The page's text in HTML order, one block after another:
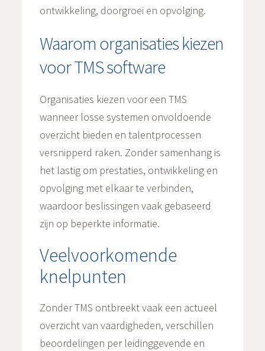
ontwikkeling, doorgroei en opvolging.
Waarom organisaties kiezen
voor TMS software
Organisaties kiezen voor een TMS
wanneer losse systemen onvoldoende
overzicht bieden en talentprocessen
versnipperd raken. Zonder samenhang is
het lastig om prestaties, ontwikkeling en
opvolging met elkaar te verbinden,
waardoor beslissingen vaak gebaseerd
zijn op beperkte informatie.
Veelvoorkomende
knelpunten
Zonder TMS ontbreekt vaak een actueel
overzicht van vaardigheden, verschillen
beoordelingen per leidinggevende en